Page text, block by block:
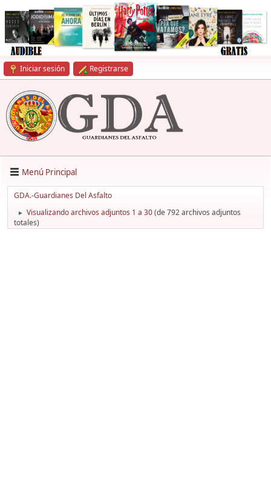
Iniciar sesión Registrarse
Menú Principal
GDA.-Guardianes Del Asfalto
► Visualizando archivos adjuntos 1 a 30(de 792 archivos adjuntos
totales)